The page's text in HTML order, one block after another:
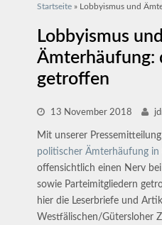
Sie sind hier
Startseite » Lobbyismus und
Lobbyismus und
Ämterhäufung:
getroffen
13 November 2018
Mit unserer
politischer Ämterhäufung in
offensichtlich einen Nerv
sowie Parteimitgliedern
hier die Leserbriefe und
Westfälischen/Gütersloher